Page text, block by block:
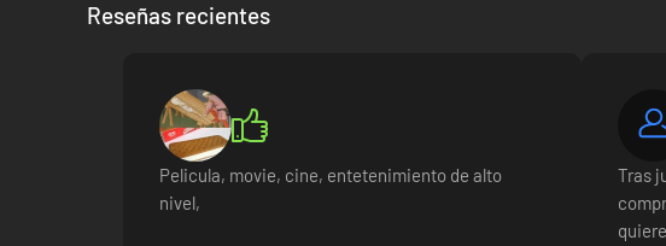
Reseñas recientes
Pelicula, movie, cine, entetenimiento de alto
nivel,
Tras